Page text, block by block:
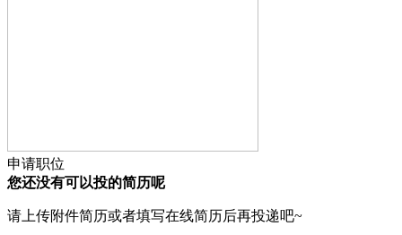
申请职位
您还没有可以投的简历呢
请上传附件简历或者填写在线简历后再投递吧~